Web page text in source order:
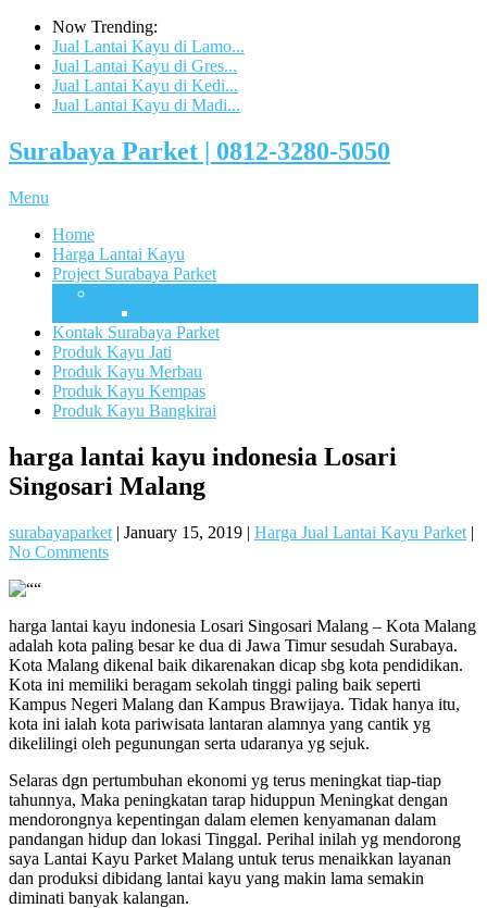
Now Trending:
Jual Lantai Kayu di Lamo...
Jual Lantai Kayu di Gres...
Jual Lantai Kayu di Kedi...
Jual Lantai Kayu di Madi...
Surabaya Parket | 0812-3280-5050
Menu
Home
Harga Lantai Kayu
Project Surabaya Parket
Kontak Surabaya Parket
Produk Kayu Jati
Produk Kayu Merbau
Produk Kayu Kempas
Produk Kayu Bangkirai
harga lantai kayu indonesia Losari
Singosari Malang
surabayaparket | January 15, 2019 | Harga Jual Lantai Kayu Parket |
No Comments
harga lantai kayu indonesia Losari Singosari Malang – Kota Malang
adalah kota paling besar ke dua di Jawa Timur sesudah Surabaya.
Kota Malang dikenal baik dikarenakan dicap sbg kota pendidikan.
Kota ini memiliki beragam sekolah tinggi paling baik seperti
Kampus Negeri Malang dan Kampus Brawijaya. Tidak hanya itu,
kota ini ialah kota pariwisata lantaran alamnya yang cantik yg
dikelilingi oleh pegunungan serta udaranya yg sejuk.
Selaras dgn pertumbuhan ekonomi yg terus meningkat tiap-tiap
tahunnya, Maka peningkatan tarap hiduppun Meningkat dengan
mendorongnya kepentingan dalam elemen kenyamanan dalam
pandangan hidup dan lokasi Tinggal. Perihal inilah yg mendorong
saya Lantai Kayu Parket Malang untuk terus menaikkan layanan
dan produksi dibidang lantai kayu yang makin lama semakin
diminati banyak kalangan.